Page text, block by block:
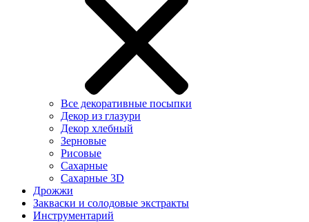
Все декоративные посыпки
Декор из глазури
Декор хлебный
Зерновые
Рисовые
Сахарные
Сахарные 3D
Дрожжи
Закваски и солодовые экстракты
Инструментарий